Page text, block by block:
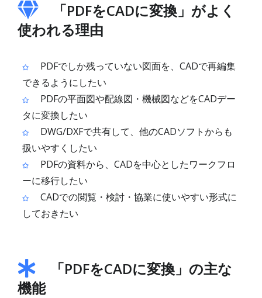
「PDFをCADに変換」がよく
使われる理由
PDFでしか残っていない図面を、CADで再編集
できるようにしたい
PDFの平面図や配線図・機械図などをCADデー
タに変換したい
DWG/DXFで共有して、他のCADソフトからも
扱いやすくしたい
PDFの資料から、CADを中心としたワークフロ
ーに移行したい
CADでの閲覧・検討・協業に使いやすい形式に
しておきたい
「PDFをCADに変換」の主な
機能